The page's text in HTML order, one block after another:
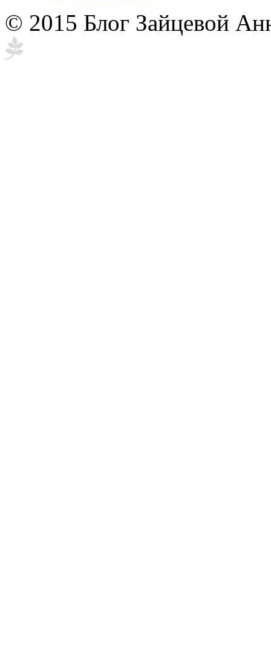
© 2015 Блог Зайцевой